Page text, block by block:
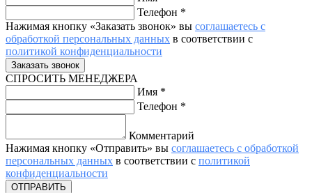
Телефон *
Нажимая кнопку «Заказать звонок» вы соглашаетесь с
обработкой персональных данных в соответствии с
политикой конфиденциальности
СПРОСИТЬ МЕНЕДЖЕРА
Имя *
Телефон *
Комментарий
Нажимая кнопку «Отправить» вы соглашаетесь с обработкой
персональных данных в соответствии с политикой
конфиденциальности